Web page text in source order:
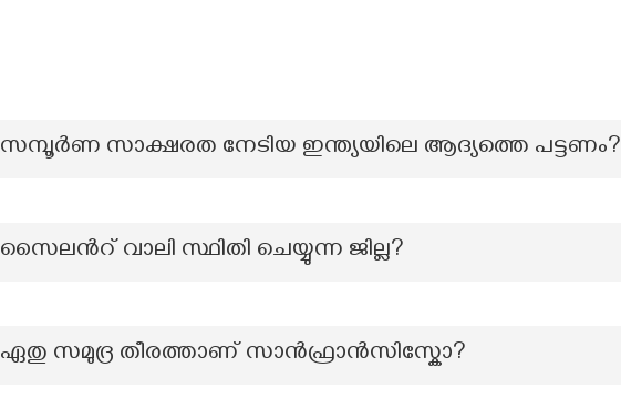
സമ്പൂർണ സാക്ഷരത നേടിയ ഇന്ത്യയിലെ ആദ്യത്തെ പട്ടണം?
സൈലന്‍റ് വാലി സ്ഥിതി ചെയ്യുന്ന ജില്ല?
ഏതു സമുദ്ര തീരത്താണ് സാൻഫ്രാൻസിസ്കോ?